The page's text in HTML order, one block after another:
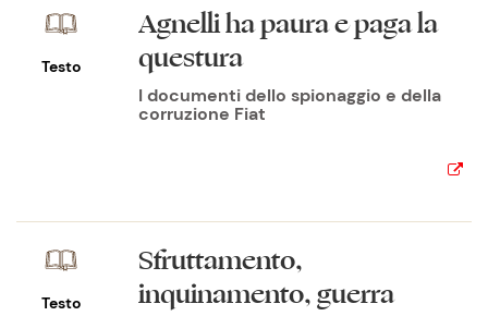
Testo
Agnelli ha paura e paga la
questura
I documenti dello spionaggio e della
corruzione Fiat
Testo
Sfruttamento,
inquinamento, guerra